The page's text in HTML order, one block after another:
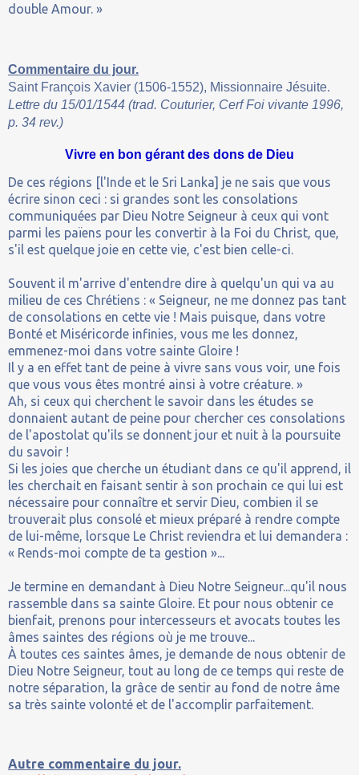
double Amour. »
Commentaire du jour.
Saint François Xavier (1506-1552), Missionnaire Jésuite.
Lettre du 15/01/1544 (trad. Couturier, Cerf Foi vivante 1996,
p. 34 rev.)
Vivre en bon gérant des dons de Dieu
De ces régions [l'Inde et le Sri Lanka] je ne sais que vous
écrire sinon ceci : si grandes sont les consolations
communiquées par Dieu Notre Seigneur à ceux qui vont
parmi les païens pour les convertir à la Foi du Christ, que,
s'il est quelque joie en cette vie, c'est bien celle-ci.
Souvent il m'arrive d'entendre dire à quelqu'un qui va au
milieu de ces Chrétiens : « Seigneur, ne me donnez pas tant
de consolations en cette vie ! Mais puisque, dans votre
Bonté et Miséricorde infinies, vous me les donnez,
emmenez-moi dans votre sainte Gloire !
Il y a en effet tant de peine à vivre sans vous voir, une fois
que vous vous êtes montré ainsi à votre créature. »
Ah, si ceux qui cherchent le savoir dans les études se
donnaient autant de peine pour chercher ces consolations
de l'apostolat qu'ils se donnent jour et nuit à la poursuite
du savoir !
Si les joies que cherche un étudiant dans ce qu'il apprend, il
les cherchait en faisant sentir à son prochain ce qui lui est
nécessaire pour connaître et servir Dieu, combien il se
trouverait plus consolé et mieux préparé à rendre compte
de lui-même, lorsque Le Christ reviendra et lui demandera :
« Rends-moi compte de ta gestion »...
Je termine en demandant à Dieu Notre Seigneur...qu'il nous
rassemble dans sa sainte Gloire. Et pour nous obtenir ce
bienfait, prenons pour intercesseurs et avocats toutes les
âmes saintes des régions où je me trouve...
À toutes ces saintes âmes, je demande de nous obtenir de
Dieu Notre Seigneur, tout au long de ce temps qui reste de
notre séparation, la grâce de sentir au fond de notre âme
sa très sainte volonté et de l'accomplir parfaitement.
Autre commentaire du jour.